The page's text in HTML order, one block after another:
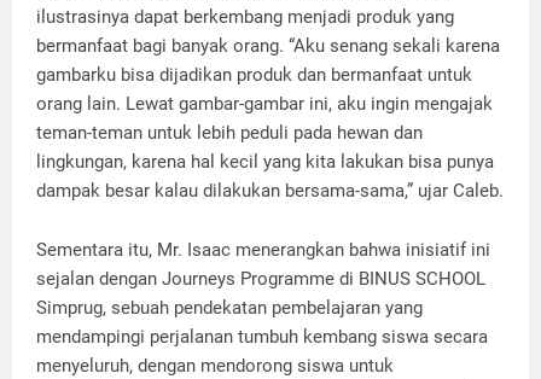
ilustrasinya dapat berkembang menjadi produk yang
bermanfaat bagi banyak orang. “Aku senang sekali karena
gambarku bisa dijadikan produk dan bermanfaat untuk
orang lain. Lewat gambar-gambar ini, aku ingin mengajak
teman-teman untuk lebih peduli pada hewan dan
lingkungan, karena hal kecil yang kita lakukan bisa punya
dampak besar kalau dilakukan bersama-sama,” ujar Caleb.
Sementara itu, Mr. Isaac menerangkan bahwa inisiatif ini
sejalan dengan Journeys Programme di BINUS SCHOOL
Simprug, sebuah pendekatan pembelajaran yang
mendampingi perjalanan tumbuh kembang siswa secara
menyeluruh, dengan mendorong siswa untuk